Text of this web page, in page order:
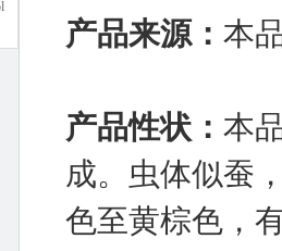
产品来源： 本
产品性状： 本
成。虫体似蚕
色至黄棕色，